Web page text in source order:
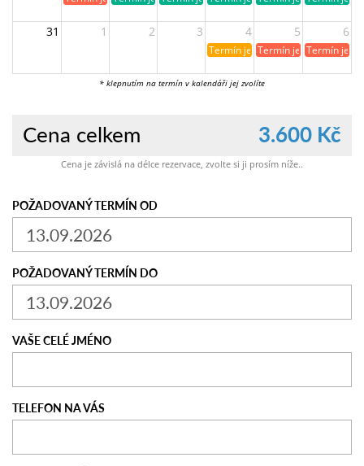
31 1 2 3 4 5 6
Termín je již rezervován
Termín je již obsazen
Termín je již
* klepnutím na termín v kalendáři jej zvolíte
Cena celkem 3.600 Kč
Cena je závislá na délce rezervace, zvolte si ji prosím níže..
POŽADOVANÝ TERMÍN OD
POŽADOVANÝ TERMÍN DO
VAŠE CELÉ JMÉNO
TELEFON NA VÁS